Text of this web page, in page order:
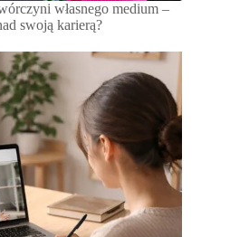
własnego medium –
swoją karierą?